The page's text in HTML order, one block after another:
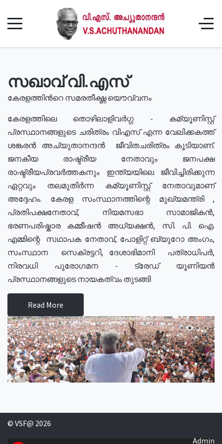
സഖാവ് വി.എസ്
കേരളത്തിൻറെ സമരതീക്ഷ്ണ യൌവ്വനം
കേരളത്തിലെ തൊഴിലാളിവർഗ്ഗ - കമ്യൂണിസ്റ്റ്
പ്രസ്ഥാനങ്ങളുടെ ചരിത്രം വിഎസ് എന്ന വേലിക്കകത്ത്
ശങ്കരൻ അച്യുതാനന്ദൻ ജീവിതചരിത്രം കൂടിയാണ്.
ജനകീയ രാഷ്ട്രീയ നേതാവും ജനപക്ഷ
രാഷ്ട്രീയപ്രവർത്തകനും ഇന്ത്യയിലെ ജീവിച്ചിരിക്കുന്ന
ഏറ്റവും തലമുതിർന്ന കമ്യൂണിസ്റ്റ് നേതാവുമാണ്
അദ്ദേഹം. കേരള സംസ്ഥാനത്തിന്റെ മുഖ്യമന്ത്രി ,
പ്രതിപക്ഷനേതാവ്, നിയമസഭാ സാമാജികൻ,
ഭരണപരിഷ്കാര കമ്മീഷൻ അധ്യക്ഷൻ, സി. പി. ഐ.
എമ്മിന്റെ സഥാപക നേതാവ്, പോളിറ്റ് ബ്യുറോ അംഗം,
സംസ്ഥാന സെക്രട്ടറി, ദേശാഭിമാനി പത്രാധിപർ,
നിരവധി പുരോഗമന - ട്രേഡ് യൂണിയൻ
പ്രസ്ഥാനങ്ങളുടെ നായകത്വം തുടങ്ങി
Read More
© VSF@ 2026
Admin